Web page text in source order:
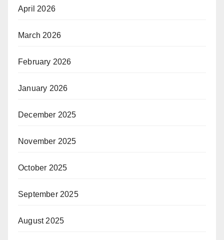
April 2026
March 2026
February 2026
January 2026
December 2025
November 2025
October 2025
September 2025
August 2025